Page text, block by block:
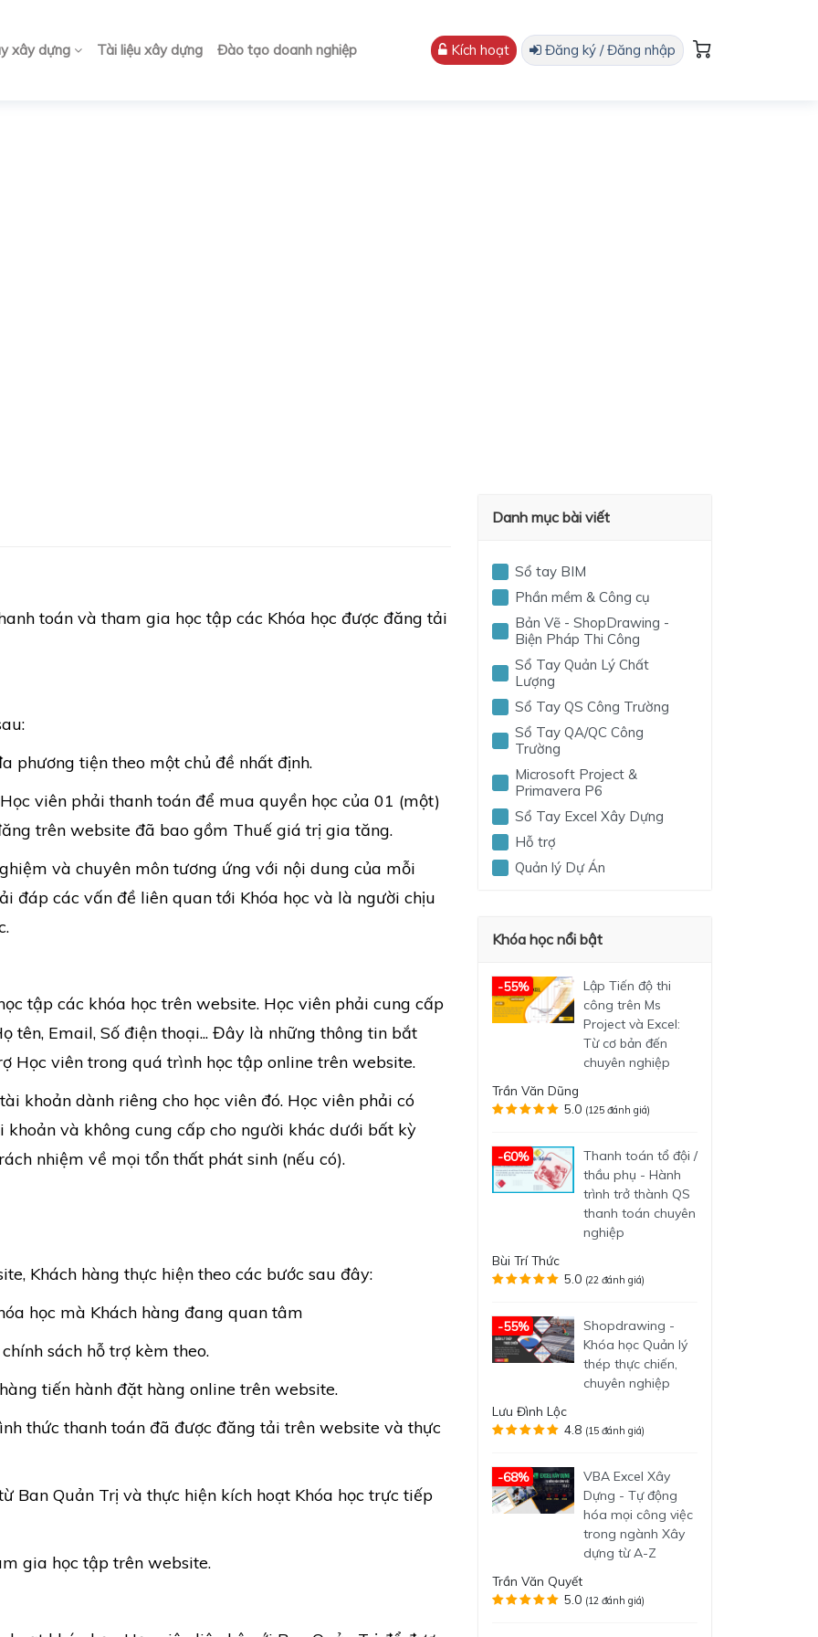
xây dựng Tài liệu xây dựng Đào tạo doanh nghiệp Kích hoạt Đăng ký / Đăng nhập
toán và tham gia học tập các Khóa học được đăng tải
phương tiện theo một chủ đề nhất định.
viên phải thanh toán để mua quyền học của 01 (một)
trên website đã bao gồm Thuế giá trị gia tăng.
và chuyên môn tương ứng với nội dung của mỗi
đáp các vấn đề liên quan tới Khóa học và là người chịu
tập các khóa học trên website. Học viên phải cung cấp
tên, Email, Số điện thoại... Đây là những thông tin bắt
Học viên trong quá trình học tập online trên website.
khoản dành riêng cho học viên đó. Học viên phải có
và không cung cấp cho người khác dưới bất kỳ
nhiệm về mọi tổn thất phát sinh (nếu có).
Khách hàng thực hiện theo các bước sau đây:
học mà Khách hàng đang quan tâm
sách hỗ trợ kèm theo.
tiến hành đặt hàng online trên website.
thức thanh toán đã được đăng tải trên website và thực
Ban Quản Trị và thực hiện kích hoạt Khóa học trực tiếp
gia học tập trên website.
Danh mục bài viết
Sổ tay BIM
Phần mềm & Công cụ
Bản Vẽ - ShopDrawing -
Biện Pháp Thi Công
Sổ Tay Quản Lý Chất
Lượng
Sổ Tay QS Công Trường
Sổ Tay QA/QC Công
Trường
Microsoft Project &
Primavera P6
Sổ Tay Excel Xây Dựng
Hỗ trợ
Quản lý Dự Án
Khóa học nổi bật
-55%
Lập Tiến độ thi
công trên Ms
Project và Excel:
Từ cơ bản đến
chuyên nghiệp
Trần Văn Dũng
5.0 (125 đánh giá)
-60%
Thanh toán tổ đội /
thầu phụ - Hành
trình trở thành QS
thanh toán chuyên
nghiệp
Bùi Trí Thức
5.0 (22 đánh giá)
-55%
Shopdrawing -
Khóa học Quản lý
thép thực chiến,
chuyên nghiệp
Lưu Đình Lộc
4.8 (15 đánh giá)
-68%
VBA Excel Xây
Dựng - Tự động
hóa mọi công việc
trong ngành Xây
dựng từ A-Z
Trần Văn Quyết
5.0 (12 đánh giá)